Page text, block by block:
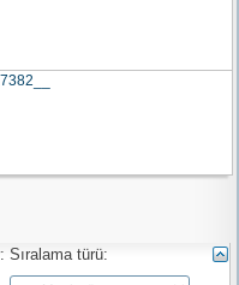
Sıralama türü: